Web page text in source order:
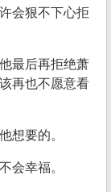
会狠不下心拒
最后再拒绝萧
再也不愿意看
想要的。
会幸福。